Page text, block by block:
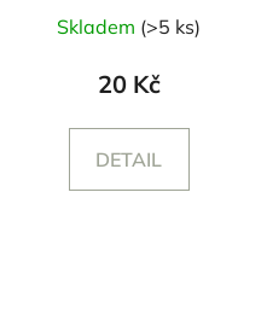
Skladem (>5 ks)
20 Kč
DETAIL